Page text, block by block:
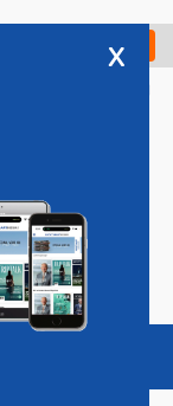
Check in
Vacatures
x